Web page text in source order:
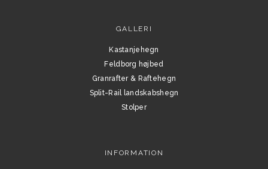
GALLERI
Kastanjehegn
Feldborg højbed
Granrafter & Raftehegn
Split-Rail landskabshegn
Stolper
INFORMATION